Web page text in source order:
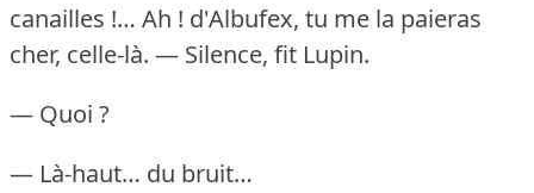
canailles !… Ah ! d'Albufex, tu me la paieras
cher, celle-là. — Silence, fit Lupin.
— Quoi ?
— Là-haut… du bruit…